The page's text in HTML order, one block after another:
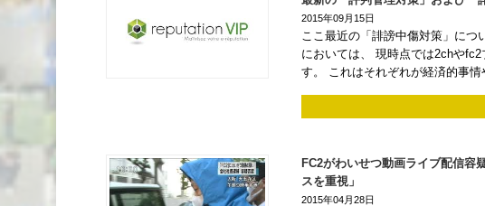
2015年09月15日
ここ最近の「誹謗中傷対策」に
においては、 現時点では2chや
す。 これはそれぞれが経済的事
FC2がわいせつ動画ライブ配信容
スを重視」
2015年04月28日